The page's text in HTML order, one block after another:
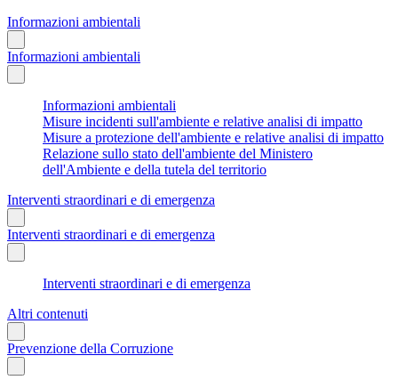
Informazioni ambientali
Informazioni ambientali
Informazioni ambientali
Misure incidenti sull'ambiente e relative analisi di impatto
Misure a protezione dell'ambiente e relative analisi di impatto
Relazione sullo stato dell'ambiente del Ministero
dell'Ambiente e della tutela del territorio
Interventi straordinari e di emergenza
Interventi straordinari e di emergenza
Interventi straordinari e di emergenza
Altri contenuti
Prevenzione della Corruzione